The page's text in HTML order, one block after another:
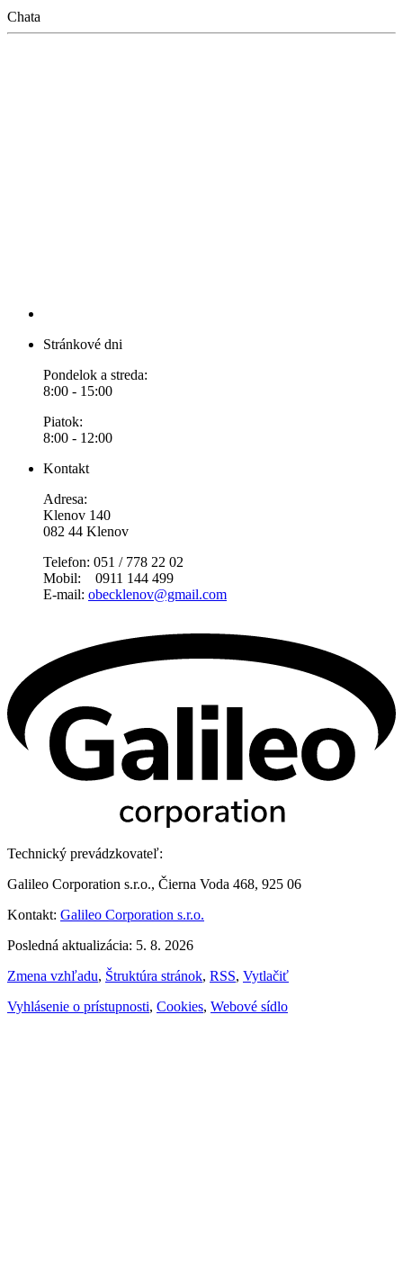
Chata
Stránkové dni
Pondelok a streda:
8:00 - 15:00
Piatok:
8:00 - 12:00
Kontakt
Adresa:
Klenov 140
082 44 Klenov
Telefon: 051 / 778 22 02
Mobil: 0911 144 499
E-mail: obecklenov@gmail.com
Technický prevádzkovateľ:
Galileo Corporation s.r.o., Čierna Voda 468, 925 06
Kontakt: Galileo Corporation s.r.o.
Posledná aktualizácia: 5. 8. 2026
Zmena vzhľadu, Štruktúra stránok, RSS, Vytlačiť
Vyhlásenie o prístupnosti, Cookies, Webové sídlo